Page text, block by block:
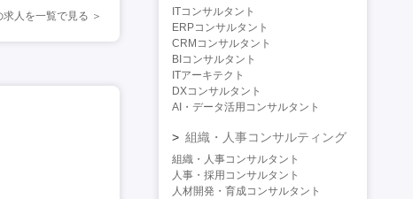
求人を一覧で見る
ITコンサルタント
ERPコンサルタント
CRMコンサルタント
BIコンサルタント
ITアーキテクト
DXコンサルタント
AI・データ活用コンサルタント
組織・人事コンサルティング
組織・人事コンサルタント
人事・採用コンサルタント
人材開発・育成コンサルタント